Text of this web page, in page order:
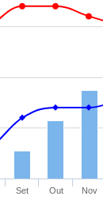
Set Out Nov